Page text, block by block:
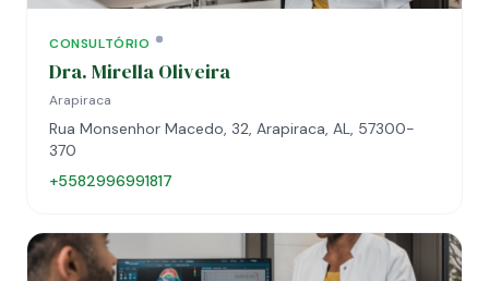
CONSULTÓRIO
Dra. Mirella Oliveira
Arapiraca
Rua Monsenhor Macedo, 32, Arapiraca, AL, 57300-
370
+5582996991817